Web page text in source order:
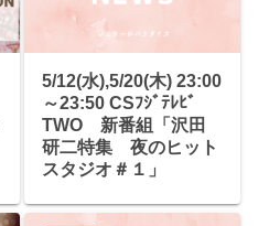
5/12(水),5/20(木) 23:00
～23:50 CSﾌｼﾞﾃﾚﾋﾞ
TWO 新番組「沢田
研二特集 夜のヒット
スタジオ＃１」